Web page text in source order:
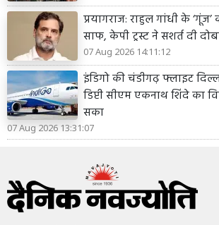
प्रयागराज: राहुल गांधी के ‘गूंज’
साफ, केपी ट्रस्ट ने सशर्त दी
07 Aug 2026 14:11:12
इंडिगो की चंडीगढ़ फ्लाइट
डिप्टी सीएम एकनाथ शिंदे का
सका
07 Aug 2026 13:31:07